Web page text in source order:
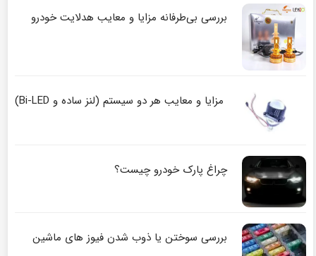
بررسی بی‌طرفانه مزایا و معایب هدلایت خودرو
مزایا و معایب هر دو سیستم (لنز ساده و Bi-LED)
چراغ پارک خودرو چیست؟
بررسی سوختن یا ذوب شدن فیوز های ماشین